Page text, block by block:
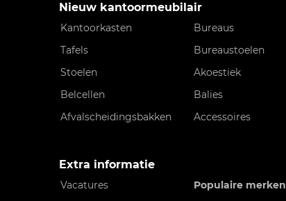
Nieuw kantoormeubilair
Kantoorkasten
Bureaus
Tafels
Bureaustoelen
Stoelen
Akoestiek
Belcellen
Balies
Afvalscheidingsbakken
Accessoires
Extra informatie
Vacatures
Populaire merken